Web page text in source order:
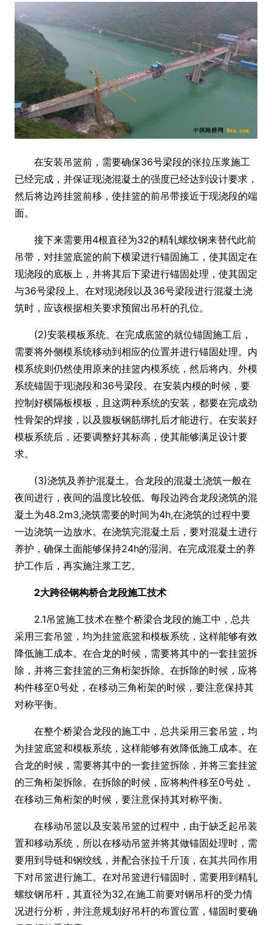
在安装吊篮前，需要确保36号梁段的张拉压浆施工
已经完成，并保证现浇混凝土的强度已经达到设计要求，
然后将边跨挂篮前移，使挂篮的前吊带接近于现浇段的端
面。
接下来需要用4根直径为32的精轧螺纹钢来替代此前
吊带，对挂篮底篮的前下横梁进行锚固施工，使其固定在
现浇段的底板上，并将其后下梁进行锚固处理，使其固定
与36号梁段上。在对现浇段以及36号梁段进行混凝土浇
筑时，应该根据相关要求预留出吊杆的孔位。
(2)安装模板系统。在完成底篮的就位锚固施工后，
需要将外侧模系统移动到相应的位置并进行锚固处理。内
模系统则仍然使用原来的挂篮内模系统，然后将内、外模
系统锚固于现浇段和36号梁段。在安装内模的时候，要
控制好横隔板模板，且这两种系统的安装，都要在完成劲
性骨架的焊接，以及腹板钢筋绑扎后才能进行。在安装好
模板系统后，还要调整好其标高，使其能够满足设计要
求。
(3)浇筑及养护混凝土。合龙段的混凝土浇筑一般在
夜间进行，夜间的温度比较低。每段边跨合龙段浇筑的混
凝土为48.2m3,浇筑需要的时间为4h,在浇筑的过程中要
一边浇筑一边放水。在浇筑完混凝土后，要对混凝土进行
养护，确保土面能够保持24h的湿润。在完成混凝土的养
护工作后，再实施注浆工艺。
2大跨径钢构桥合龙段施工技术
2.1吊篮施工技术在整个桥梁合龙段的施工中，总共
采用三套吊篮，均为挂篮底篮和模板系统，这样能够有效
降低施工成本。在合龙的时候，需要将其中的一套挂篮拆
除，并将三套挂篮的三角桁架拆除。在拆除的时候，应将
构件移至0号处，在移动三角桁架的时候，要注意保持其
对称平衡。
在整个桥梁合龙段的施工中，总共采用三套吊篮，均
为挂篮底篮和模板系统，这样能够有效降低施工成本。在
合龙的时候，需要将其中的一套挂篮拆除，并将三套挂篮
的三角桁架拆除。在拆除的时候，应将构件移至0号处，
在移动三角桁架的时候，要注意保持其对称平衡。
在移动吊篮以及安装吊篮的过程中，由于缺乏起吊装
置和移动系统，所以在移动吊篮并将其做锚固处理时，需
要用到导链和钢绞线，并配合张拉千斤顶，在其共同作用
下对吊篮进行施工。在对吊篮进行锚固时，需要用到精轧
螺纹钢吊杆，其直径为32,在施工前要对钢吊杆的受力情
况进行分析，并注意规划好吊杆的布置位置，锚固时要确